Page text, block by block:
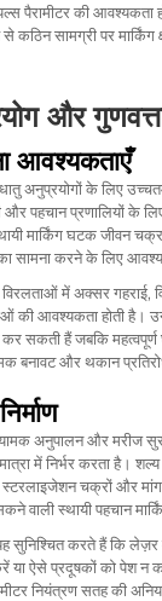
पैरामीटर की आवश्यकता
कठिन सामग्री पर
और
आवश्यकताएँ
अनुप्रयोगों के लिए
और पहचान प्रणालियों के
मार्किंग घटक जीवन चक्र
सामना करने के लिए
में अक्सर गहराई,
की आवश्यकता होती है।
सकती हैं जबकि
बनावट और थकान
अनुपालन और मरीज
मात्रा में निर्भर करता है।
स्टरलाइजेशन चक्रों और
वाली स्थायी पहचान
सुनिश्चित करते हैं कि लेज़र
ऐसे प्रदूषकों को पेश न
नियंत्रण सतह की